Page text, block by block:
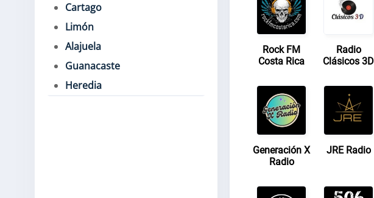
Cartago
Limón
Alajuela
Guanacaste
Heredia
Rock FM
Costa Rica
Radio
Clásicos 3D
Generación X
Radio
JRE Radio